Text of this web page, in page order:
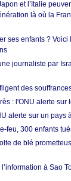
et l’Italie
là où la
ses enfants ? Voici
journaliste par
des
: l'ONU alerte sur
alerte sur un pays
feu, 300 enfants
de blé
à Sao